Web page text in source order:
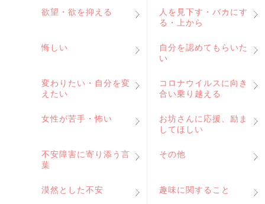
欲望・欲を抑える
人を見下す・バカにす
る・上から
悔しい
自分を認めてもらいた
い
変わりたい・自分を変
えたい
コロナウイルスに向き
合い乗り越える
女性が苦手・怖い
お坊さんに応援、励ま
してほしい
不安障害に寄り添う言
葉
その他
漠然とした不安 趣味に関すること